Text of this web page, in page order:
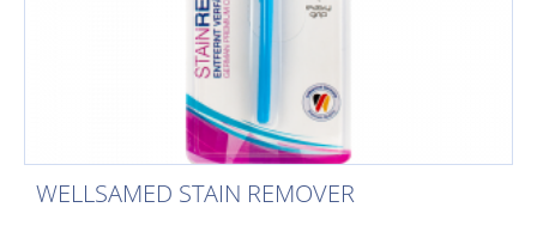
WELLSAMED STAIN REMOVER